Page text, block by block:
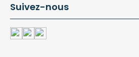
Suivez-nous